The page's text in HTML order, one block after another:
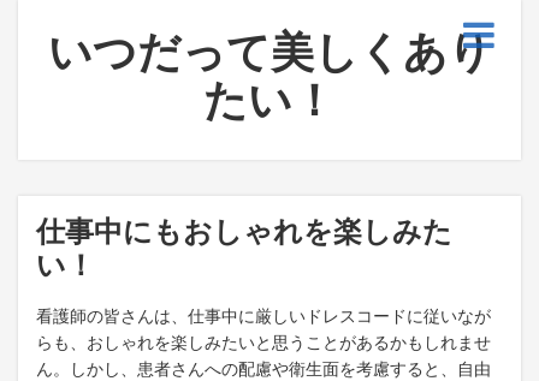
いつだって美しくあり
たい！
仕事中にもおしゃれを楽しみた
い！
看護師の皆さんは、仕事中に厳しいドレスコードに従いなが
らも、おしゃれを楽しみたいと思うことがあるかもしれませ
ん。しかし、患者さんへの配慮や衛生面を考慮すると、自由